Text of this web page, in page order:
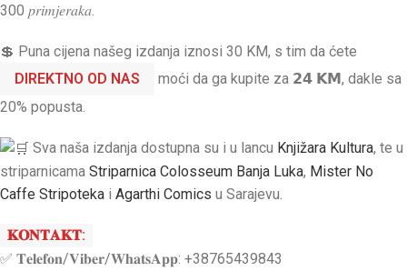
300 𝑝𝑟𝑖𝑚𝑗𝑒𝑟𝑎𝑘𝑎.
💲 Puna cijena našeg izdanja iznosi 30 KM, s tim da ćete
DIREKTNO OD NAS
moći da ga kupite za 𝟮𝟰 𝗞𝗠, dakle sa
20% popusta.
Sva naša izdanja dostupna su i u lancu Knjižara Kultura, te u
striparnicama Striparnica Colosseum Banja Luka, Mister No
Caffe Stripoteka i Agarthi Comics u Sarajevu.
𝐊𝐎𝐍𝐓𝐀𝐊𝐓:
✅ 𝐓𝐞𝐥𝐞𝐟𝐨𝐧/𝐕𝐢𝐛𝐞𝐫/𝐖𝐡𝐚𝐭𝐬𝐀𝐩𝐩: +38765439843